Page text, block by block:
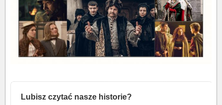
Lubisz czytać nasze historie?